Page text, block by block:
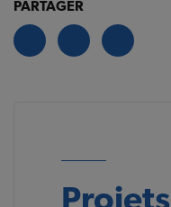
PARTAGER